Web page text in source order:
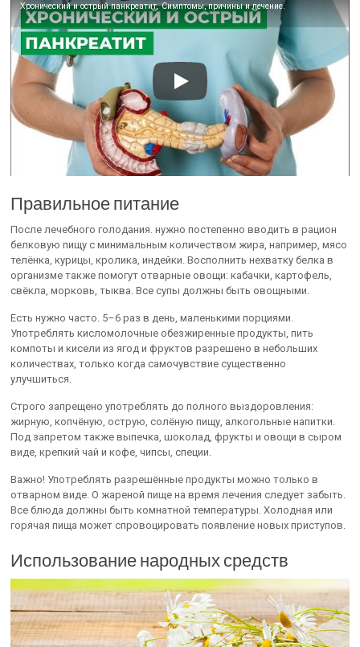
Хронический и острый панкреатит. Симптомы, причины и лечение.
Правильное питание
После лечебного голодания. нужно постепенно вводить в рацион
белковую пищу с минимальным количеством жира, например, мясо
телёнка, курицы, кролика, индейки. Восполнить нехватку белка в
организме также помогут отварные овощи: кабачки, картофель,
свёкла, морковь, тыква. Все супы должны быть овощными.
Есть нужно часто. 5–6 раз в день, маленькими порциями.
Употреблять кисломолочные обезжиренные продукты, пить
компоты и кисели из ягод и фруктов разрешено в небольших
количествах, только когда самочувствие существенно
улучшиться.
Строго запрещено употреблять до полного выздоровления:
жирную, копчёную, острую, солёную пищу, алкогольные напитки.
Под запретом также выпечка, шоколад, фрукты и овощи в сыром
виде, крепкий чай и кофе, чипсы, специи.
Важно! Употреблять разрешённые продукты можно только в
отварном виде. О жареной пище на время лечения следует забыть.
Все блюда должны быть комнатной температуры. Холодная или
горячая пища может спровоцировать появление новых приступов.
Использование народных средств